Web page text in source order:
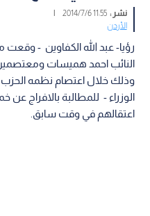
نشر :11:55 2014/7/6
|
الأردن
رؤيا- عبد الله الكفاوين -
النائب احمد هميسات
وذلك خلال اعتصام نظمه الحزب
الوزراء - للمطالبة بالافراج
اعتقالهم في وقت سابق.